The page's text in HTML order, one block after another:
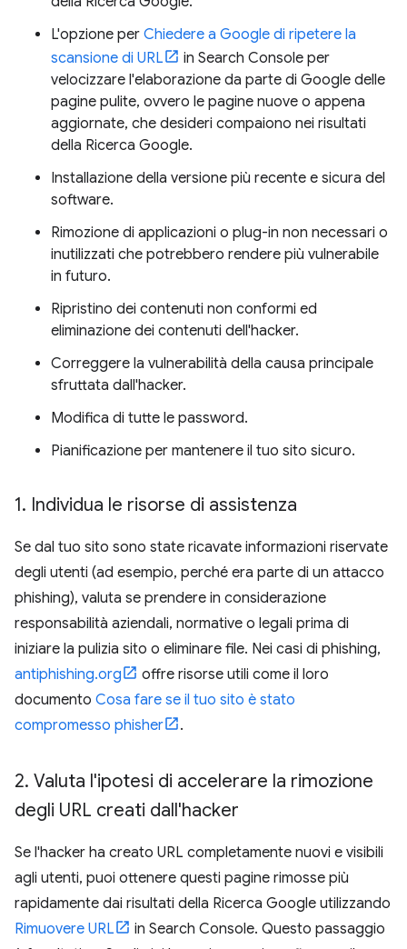
L'opzione per Chiedere a Google di ripetere la
scansione di URL
in Search Console per
velocizzare l'elaborazione da parte di Google delle
pagine pulite, ovvero le pagine nuove o appena
aggiornate, che desideri compaiono nei risultati
della Ricerca Google.
Installazione della versione più recente e sicura del
software.
Rimozione di applicazioni o plug-in non necessari o
inutilizzati che potrebbero rendere più vulnerabile
in futuro.
Ripristino dei contenuti non conformi ed
eliminazione dei contenuti dell'hacker.
Correggere la vulnerabilità della causa principale
sfruttata dall'hacker.
Modifica di tutte le password.
Pianificazione per mantenere il tuo sito sicuro.
1. Individua le risorse di assistenza
Se dal tuo sito sono state ricavate informazioni riservate
degli utenti (ad esempio, perché era parte di un attacco
phishing), valuta se prendere in considerazione
responsabilità aziendali, normative o legali prima di
iniziare la pulizia sito o eliminare file. Nei casi di phishing,
antiphishing.org
offre risorse utili come il loro
documento Cosa fare se il tuo sito è stato
compromesso phisher
.
2. Valuta l'ipotesi di accelerare la rimozione
degli URL creati dall'hacker
Se l'hacker ha creato URL completamente nuovi e visibili
agli utenti, puoi ottenere questi pagine rimosse più
rapidamente dai risultati della Ricerca Google utilizzando
Rimuovere URL
in Search Console. Questo passaggio